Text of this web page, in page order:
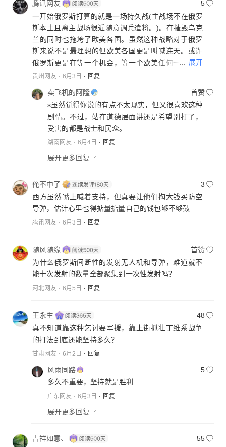
腾讯网友
5
一开始俄罗斯打算的就是一场持久战(主战场不在俄罗
斯本土且离主战场很近随意调兵遣将。)。在摧毁乌克
兰的同时也拖垮了欧美各国。虽然这种战略对于俄罗
斯来说不是最理想的但欧美各国更是叫喊连天。或许
俄罗斯更是在等一个机会，等一个欧美任何一个国家
熬不住，忍不住宣布下场时的机会，到那时普京就可
无数常规导弹洲际导弹毫无顾忌的攻入宣战国本土。
那时的俄罗斯会给全世界一个大大的震惊。战争效果
达到了在全世界的威信也树立了。
... 展开
贵州网友 6月3日 回复
卖飞机的阿隆
首赞
s虽然觉得你说的有点不太现实，但又很喜欢这种
剧情。不过，站在道德层面讲还是希望别打了，
受害的都是战士和民众。
湖南网友 6月4日 回复
展开更多回复
俺不中了
3
西方虽然嘴上喊着支持，但真要让他们掏大钱买防空
导弹，估计心里也得掂量掂量自己的钱包够不够鼓
腾讯网友 6月3日 回复
随风随缘
首赞
为什么俄罗斯间断性的发射无人机和导弹，难道就不
能十次发射的数量全部聚集到一次性发射吗？
河北网友 6月5日 回复
王永生
48
真不知道靠这种乞讨要军援，靠上街抓壮丁维系战争
的打法到底还能坚持多久？
甘肃网友 6月2日 回复
风雨同路
5
多久不重要，坚持就是胜利
广东网友 6月3日 回复
展开更多回复
吉祥如意、
55